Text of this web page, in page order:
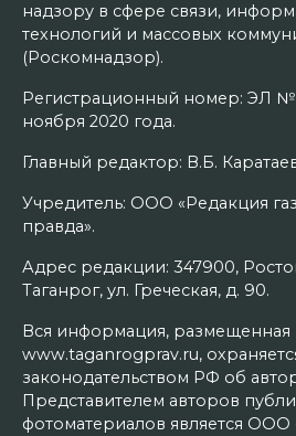
надзору в сфере связи,
технологий и массовых
(Роскомнадзор).
Регистрационный номер: ЭЛ №
ноября 2020 года.
Главный редактор: В.Б.
Учредитель: ООО «Редакция
правда».
Адрес редакции: 347900,
Таганрог, ул. Греческая, д. 90.
Вся информация, размещенная
www.taganrogprav.ru,
законодательством РФ об
Представителем авторов
фотоматериалов является ООО